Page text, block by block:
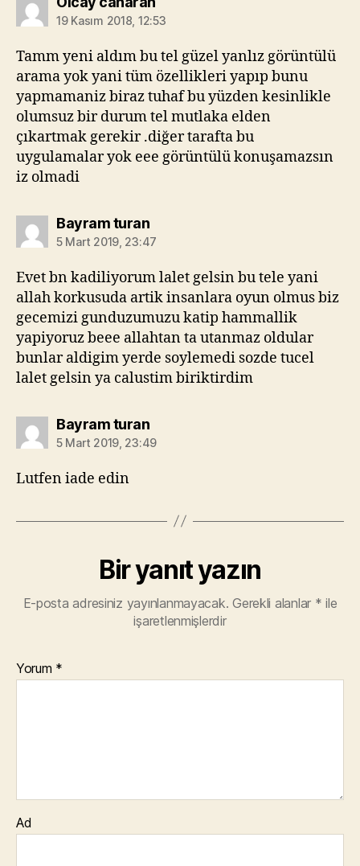
19 Kasım 2018, 12:53
Tamm yeni aldım bu tel güzel yanlız görüntülü
arama yok yani tüm özellikleri yapıp bunu
yapmamaniz biraz tuhaf bu yüzden kesinlikle
olumsuz bir durum tel mutlaka elden
çıkartmak gerekir .diğer tarafta bu
uygulamalar yok eee görüntülü konuşamazsın
iz olmadi
Bayram turandiyorki:
5 Mart 2019, 23:47
Evet bn kadiliyorum lalet gelsin bu tele yani
allah korkusuda artik insanlara oyun olmus biz
gecemizi gunduzumuzu katip hammallik
yapiyoruz beee allahtan ta utanmaz oldular
bunlar aldigim yerde soylemedi sozde tucel
lalet gelsin ya calustim biriktirdim
Bayram turandiyorki:
5 Mart 2019, 23:49
Lutfen iade edin
Bir yanıt yazın
E-posta adresiniz yayınlanmayacak. Gerekli alanlar * ile
işaretlenmişlerdir
Yorum *
Ad